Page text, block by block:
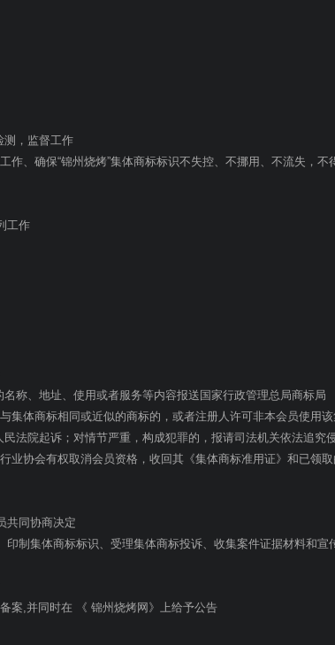
测，监督工作
、确保“锦州烧烤”集体商标标识不失控、不挪用、不流失，
工作
称、地址、使用或者服务等内容报送国家行政管理总局商标局
体商标相同或近似的商标的，或者注册人许可非本会员使用
法院起诉；对情节严重，构成犯罪的，报请司法机关依法追究
协会有权取消会员资格，收回其《集体商标准用证》和已领
共同协商决定
制集体商标标识、受理集体商标投诉、收集案件证据材料和宣
案,并同时在 《 锦州烧烤网》上给予公告